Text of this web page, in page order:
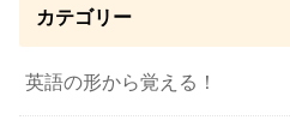
カテゴリー
英語の形から覚える！